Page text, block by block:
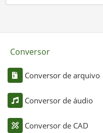
Conversor
Conversor de arquivo
Conversor de áudio
Conversor de CAD